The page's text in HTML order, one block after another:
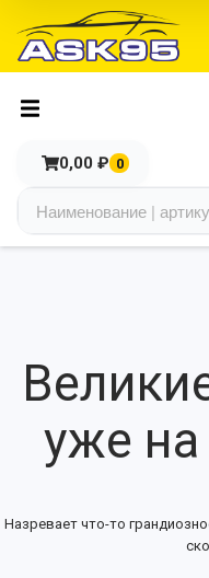
0,00 ₽ 0
уже на
Назревает что-то